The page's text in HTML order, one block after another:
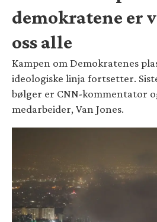
demokratene er
oss alle
Kampen om Demokratenes
ideologiske linja fortsetter.
bølger er CNN-kommentator
medarbeider, Van Jones.